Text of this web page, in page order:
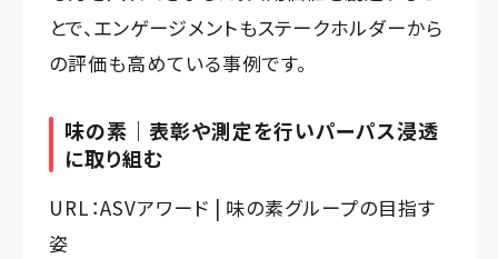
とで、エンゲージメントもステークホルダーから
の評価も高めている事例です。
味の素｜表彰や測定を行いパーパス浸透
に取り組む
URL：ASVアワード | 味の素グループの目指す
姿